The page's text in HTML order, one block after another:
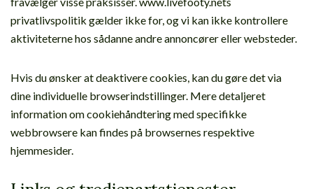
privatlivspolitik gælder ikke for, og vi kan ikke kontrollere
aktiviteterne hos sådanne andre annoncører eller websteder.
Hvis du ønsker at deaktivere cookies, kan du gøre det via
dine individuelle browserindstillinger. Mere detaljeret
information om cookiehåndtering med specifikke
webbrowsere kan findes på browsernes respektive
hjemmesider.